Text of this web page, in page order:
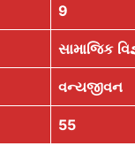
9
સામાજિક
વન્યજીવન
55